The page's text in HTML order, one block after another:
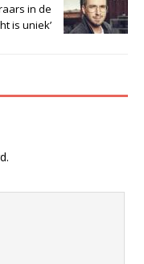
in de
is uniek’